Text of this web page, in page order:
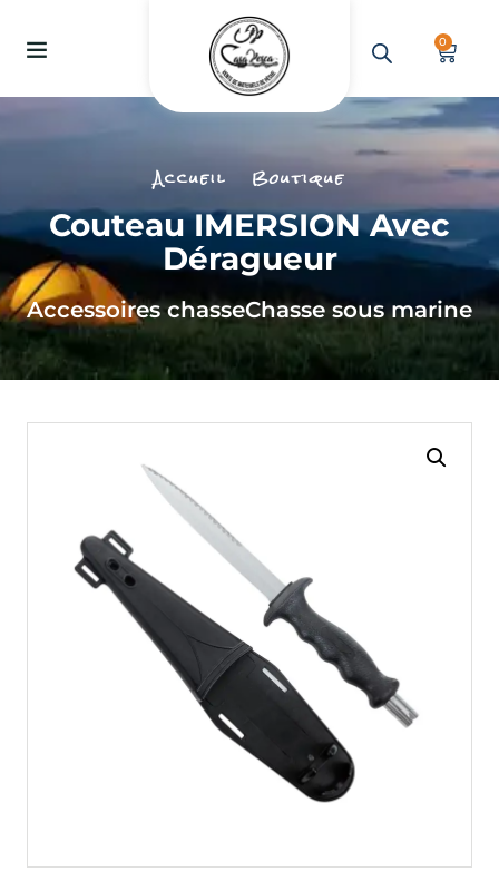
0
Accueil Boutique
Couteau IMERSION Avec
Déragueur
Accessoires chasseChasse sous marine